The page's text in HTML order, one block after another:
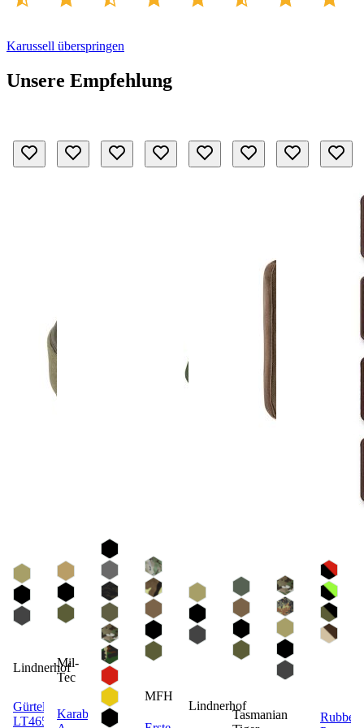
Karussell überspringen
Unsere Empfehlung
Lindnerhof
Gürtel
LT465
Mil-
Tec
Karabiner
MFH
Lindnerhof
Tasmanian
Rubber